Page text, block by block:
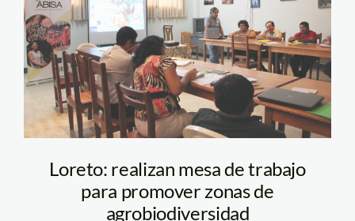
Reunión de trabajo
zonas de
agrobiodiversidad_SPDA
Loreto: realizan mesa de trabajo
para promover zonas de
agrobiodiversidad